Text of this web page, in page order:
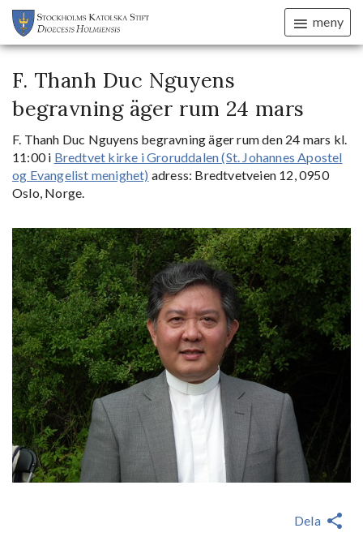
meny
F. Thanh Duc Nguyens
begravning äger rum 24 mars
F. Thanh Duc Nguyens begravning äger rum den 24 mars kl.
11:00 i Bredtvet kirke i Groruddalen (St. Johannes Apostel
og Evangelist menighet) adress: Bredtvetveien 12, 0950
Oslo, Norge.
Dela